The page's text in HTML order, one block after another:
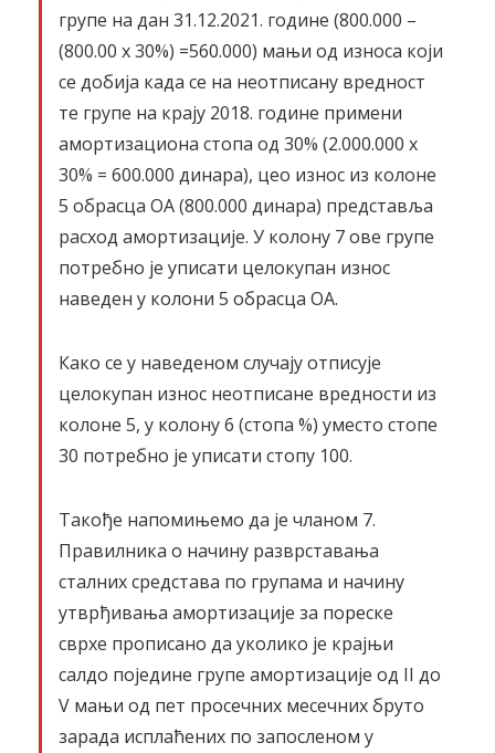
групе на дан 31.12.2021. године (800.000 –
(800.00 x 30%) =560.000) мањи од износа који
се добија када се на неотписану вредност
те групе на крају 2018. године примени
амортизациона стопа од 30% (2.000.000 x
30% = 600.000 динара), цео износ из колоне
5 обрасца ОА (800.000 динара) представља
расход амортизације. У колону 7 ове групе
потребно је уписати целокупан износ
наведен у колони 5 обрасца ОА.
Како се у наведеном случају отписује
целокупан износ неотписане вредности из
колоне 5, у колону 6 (стопа %) уместо стопе
30 потребно је уписати стопу 100.
Такође напомињемо да je чланом 7.
Правилника о начину разврставања
сталних средстава по групама и начину
утврђивања амортизације за пореске
сврхе прописано да уколико је крајњи
салдо поједине групе амортизације од II до
V мањи од пет просечних месечних бруто
зарада исплаћених по запосленом у